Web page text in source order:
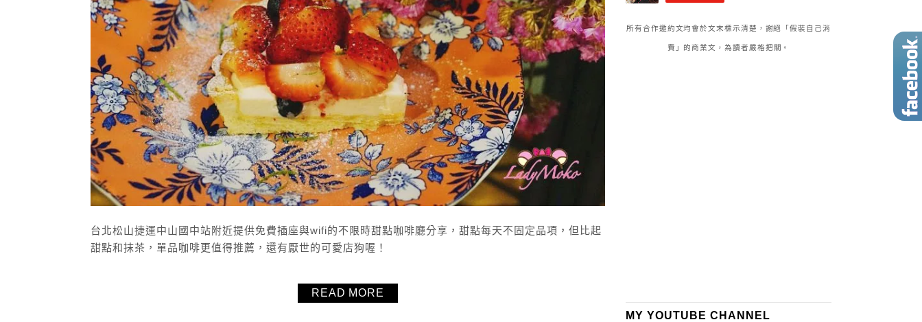
台北松山捷運中山國中站附近提供免費插座與wifi的不限時甜點咖啡廳分享，甜點每天不固定品項，但比起
甜點和抹茶，單品咖啡更值得推薦，還有厭世的可愛店狗喔！
READ MORE
所有合作邀約文均會於文末標示清楚，謝絕「假裝自己消
費」的商業文，為讀者嚴格把關。
MY YOUTUBE CHANNEL